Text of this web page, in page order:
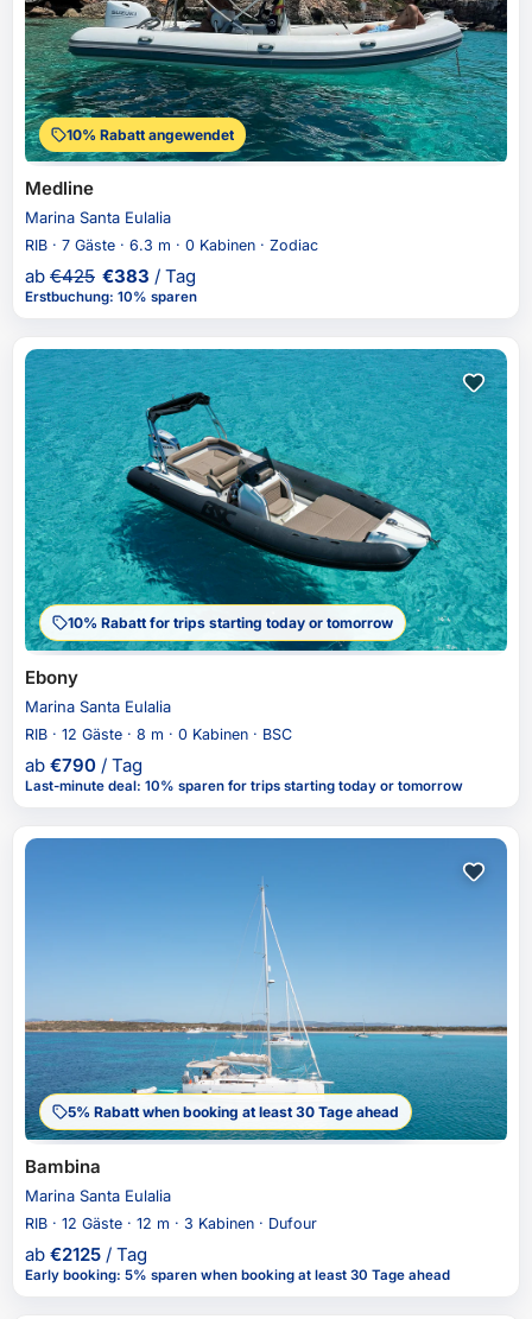
10% Rabatt angewendet
Medline
Marina Santa Eulalia
RIB · 7 Gäste · 6.3 m · 0 Kabinen · Zodiac
ab €425 €383 / Tag
Erstbuchung: 10% sparen
10% Rabatt for trips starting today or tomorrow
Ebony
Marina Santa Eulalia
RIB · 12 Gäste · 8 m · 0 Kabinen · BSC
ab €790 / Tag
Last-minute deal: 10% sparen for trips starting today or tomorrow
5% Rabatt when booking at least 30 Tage ahead
Bambina
Marina Santa Eulalia
RIB · 12 Gäste · 12 m · 3 Kabinen · Dufour
ab €2125 / Tag
Early booking: 5% sparen when booking at least 30 Tage ahead